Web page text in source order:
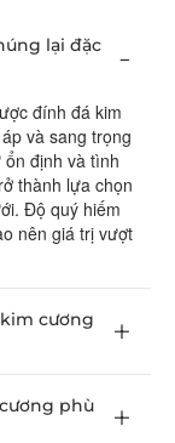
lại đặc
đính đá kim
và sang trọng
định và tình
thành lựa chọn
Độ quý hiếm
nên giá trị vượt
cương
phù